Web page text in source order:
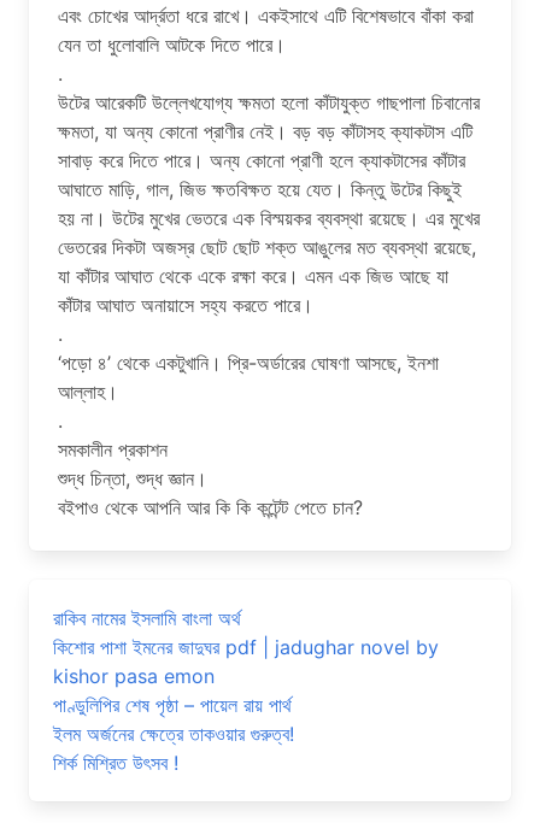
এবং চোখের আর্দ্রতা ধরে রাখে। একইসাথে এটি বিশেষভাবে বাঁকা করা
যেন তা ধুলোবালি আটকে দিতে পারে।
.
উটের আরেকটি উল্লেখযোগ্য ক্ষমতা হলো কাঁটাযুক্ত গাছপালা চিবানোর
ক্ষমতা, যা অন্য কোনো প্রাণীর নেই। বড় বড় কাঁটাসহ ক্যাকটাস এটি
সাবাড় করে দিতে পারে। অন্য কোনো প্রাণী হলে ক্যাকটাসের কাঁটার
আঘাতে মাড়ি, গাল, জিভ ক্ষতবিক্ষত হয়ে যেত। কিন্তু উটের কিছুই
হয় না। উটের মুখের ভেতরে এক বিস্ময়কর ব্যবস্থা রয়েছে। এর মুখের
ভেতরের দিকটা অজস্র ছোট ছোট শক্ত আঙুলের মত ব্যবস্থা রয়েছে,
যা কাঁটার আঘাত থেকে একে রক্ষা করে। এমন এক জিভ আছে যা
কাঁটার আঘাত অনায়াসে সহ্য করতে পারে।
.
‘পড়ো ৪’ থেকে একটুখানি। প্রি-অর্ডারের ঘোষণা আসছে, ইনশা
আল্লাহ।
.
সমকালীন প্রকাশন
শুদ্ধ চিন্তা, শুদ্ধ জ্ঞান।
বইপাও থেকে আপনি আর কি কি কন্টেন্ট পেতে চান?
রাকিব নামের ইসলামি বাংলা অর্থ
কিশোর পাশা ইমনের জাদুঘর pdf | jadughar novel by
kishor pasa emon
পাণ্ডুলিপির শেষ পৃষ্ঠা – পায়েল রায় পার্থ
ইলম অর্জনের ক্ষেত্রে তাকওয়ার গুরুত্ব!
শির্ক মিশ্রিত উৎসব !